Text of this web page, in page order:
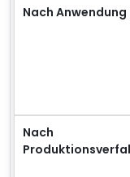
Nach Anwendung
Nach